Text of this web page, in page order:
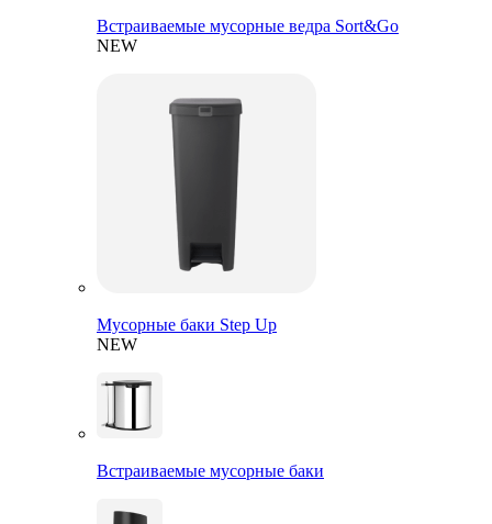
Встраиваемые мусорные ведра Sort&Go
NEW
Мусорные баки Step Up
NEW
Встраиваемые мусорные баки